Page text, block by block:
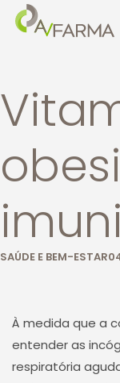
SAÚDE E BEM-ESTAR
À medida que a
entender as
respiratória